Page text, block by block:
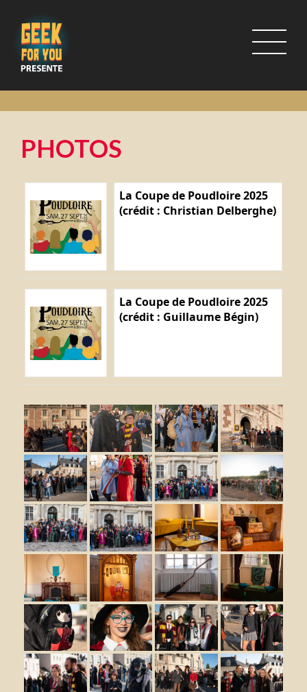
PHOTOS
La Coupe de Poudloire 2025
(crédit : Christian Delberghe)
La Coupe de Poudloire 2025
(crédit : Guillaume Bégin)